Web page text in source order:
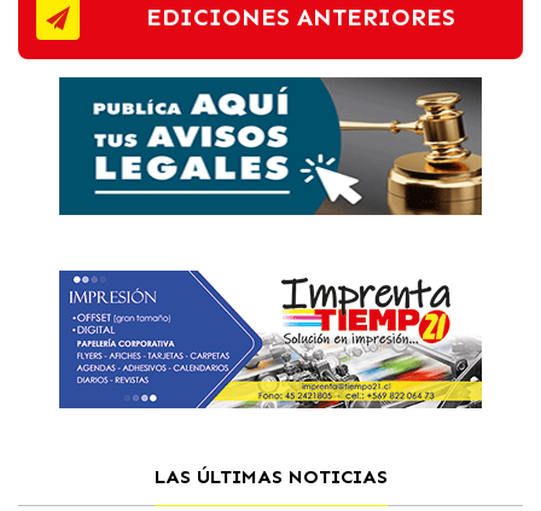
EDICIONES ANTERIORES
LAS ÚLTIMAS NOTICIAS